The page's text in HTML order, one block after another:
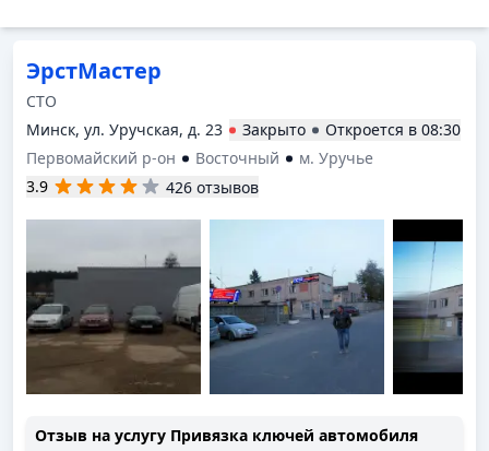
ЭрстМастер
СТО
Минск, ул. Уручская, д. 23
Закрыто Откроется в 08:30
Первомайский р-он
Восточный
м. Уручье
3.9
426 отзывов
Отзыв на услугу Привязка ключей автомобиля